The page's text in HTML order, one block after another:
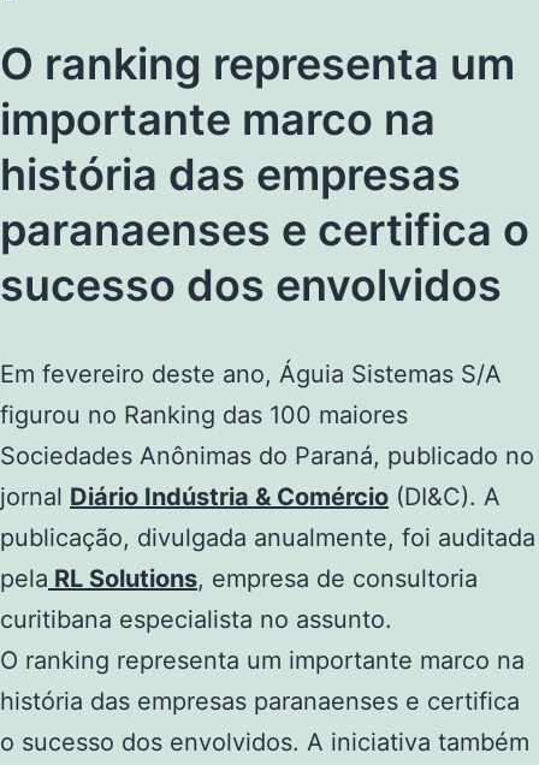
O ranking representa um
importante marco na
história das empresas
paranaenses e certifica o
sucesso dos envolvidos
Em fevereiro deste ano, Águia Sistemas S/A
figurou no Ranking das 100 maiores
Sociedades Anônimas do Paraná, publicado no
jornal Diário Indústria & Comércio (DI&C). A
publicação, divulgada anualmente, foi auditada
pela RL Solutions, empresa de consultoria
curitibana especialista no assunto.
O ranking representa um importante marco na
história das empresas paranaenses e certifica
o sucesso dos envolvidos. A iniciativa também